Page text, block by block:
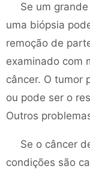
Se um
uma biópsia
remoção de
examinado com
câncer. O tumor
ou pode ser o
Outros
Se o câncer
condições são